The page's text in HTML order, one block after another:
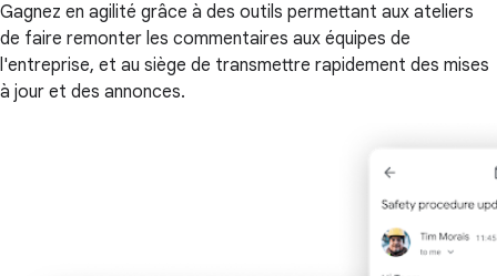
Gagnez en agilité grâce à des outils permettant aux ateliers
de faire remonter les commentaires aux équipes de
l'entreprise, et au siège de transmettre rapidement des mises
à jour et des annonces.